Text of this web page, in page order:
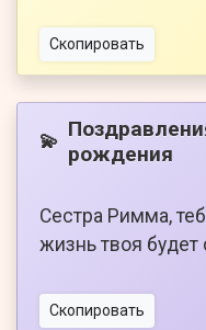
Скопировать
💫 рождения
Сестра Римма,
жизнь твоя будет
Скопировать